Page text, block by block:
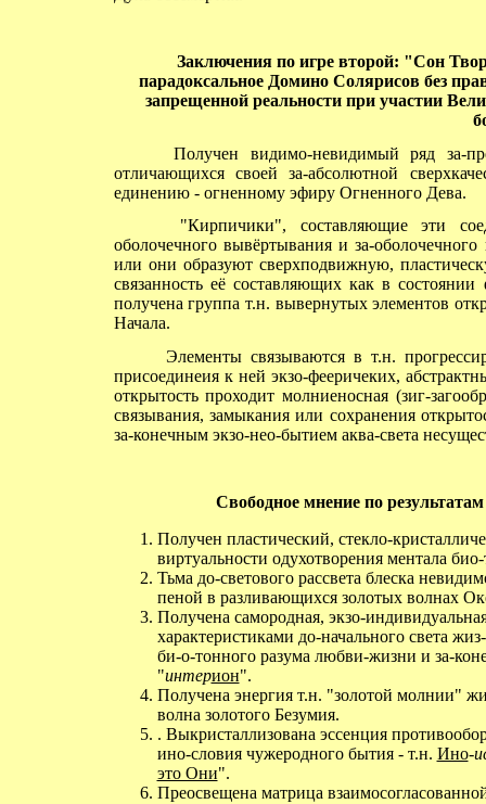
Заключенияпо игре второй: "Сон
парадоксальное Домино Солярисов без
запрещенной реальности при участии
Получен видимо-невидимый ряд за-
отличающихся своей за-абсолютной
единению - огненному эфиру Огненного Дева.
"Кирпичики", составляющие эти
оболочечного вывёртывания и за-
или они образуют сверхподвижную,
связанность её составляющих как в
получена группа т.н. вывернутых элементов
Начала.
Элементы связываются в т.н.
присоединеия к ней экзо-фееричеких,
открытость проходит молниеносная (зиг-
связывания, замыкания или сохранения
за-конечным экзо-нео-бытием аква-света
Свободноемнение по результатам
Получен пластический, стекло-
виртуальности одухотворения ментала
Тьма до-светового рассвета блеска
пеной в разливающихся золотых волнах
Получена самородная, экзо-
характеристиками до-начального света
би-о-тонного разума любви-жизни и за-
"интерион".
Получена энергия т.н. "золотой молнии"
волна золотого Безумия.
. Выкристаллизована эссенция
ино-словия чужеродного бытия - т.н. Ино-
это Они".
Преосвещена матрица